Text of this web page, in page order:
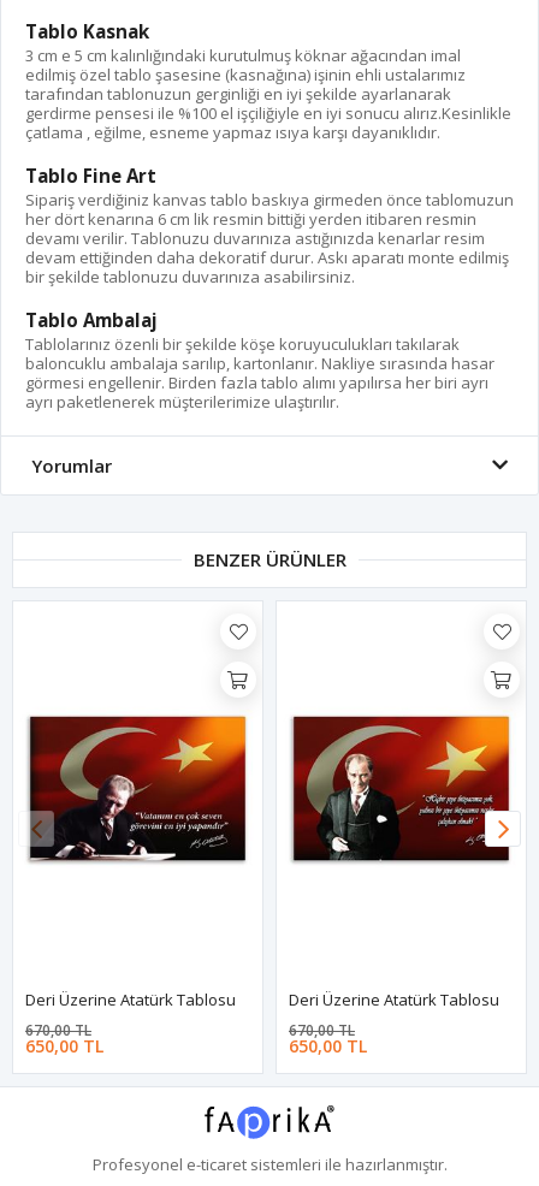
Tablo Kasnak
3 cm e 5 cm kalınlığındaki kurutulmuş köknar ağacından imal
edilmiş özel tablo şasesine (kasnağına) işinin ehli ustalarımız
tarafından tablonuzun gerginliği en iyi şekilde ayarlanarak
gerdirme pensesi ile %100 el işçiliğiyle en iyi sonucu alırız.Kesinlikle
çatlama , eğilme, esneme yapmaz ısıya karşı dayanıklıdır.
Tablo Fine Art
Sipariş verdiğiniz kanvas tablo baskıya girmeden önce tablomuzun
her dört kenarına 6 cm lik resmin bittiği yerden itibaren resmin
devamı verilir. Tablonuzu duvarınıza astığınızda kenarlar resim
devam ettiğinden daha dekoratif durur. Askı aparatı monte edilmiş
bir şekilde tablonuzu duvarınıza asabilirsiniz.
Tablo Ambalaj
Tablolarınız özenli bir şekilde köşe koruyuculukları takılarak
baloncuklu ambalaja sarılıp, kartonlanır. Nakliye sırasında hasar
görmesi engellenir. Birden fazla tablo alımı yapılırsa her biri ayrı
ayrı paketlenerek müşterilerimize ulaştırılır.
Yorumlar
BENZER ÜRÜNLER
Deri Üzerine Atatürk Tablosu
650,00 TL
670,00 TL
Deri Üzerine Atatürk Tablosu
650,00 TL
670,00 TL
Profesyonel e-ticaretsistemleri ile hazırlanmıştır.